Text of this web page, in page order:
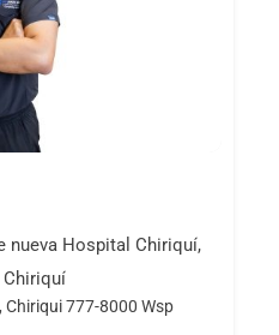
nueva Hospital Chiriquí,
Chiriquí
Chiriqui 777-8000 Wsp